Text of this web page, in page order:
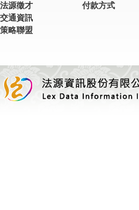
法源徵才
交通資訊
策略聯盟
付款方式